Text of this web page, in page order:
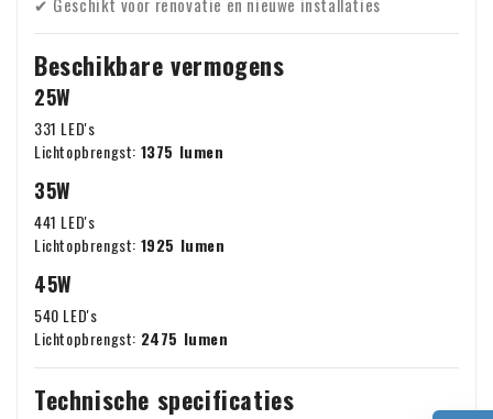
Beschikbare vermogens
25W
331 LED's
Lichtopbrengst: 1375 lumen
35W
441 LED's
Lichtopbrengst: 1925 lumen
45W
540 LED's
Lichtopbrengst: 2475 lumen
Technische specificaties